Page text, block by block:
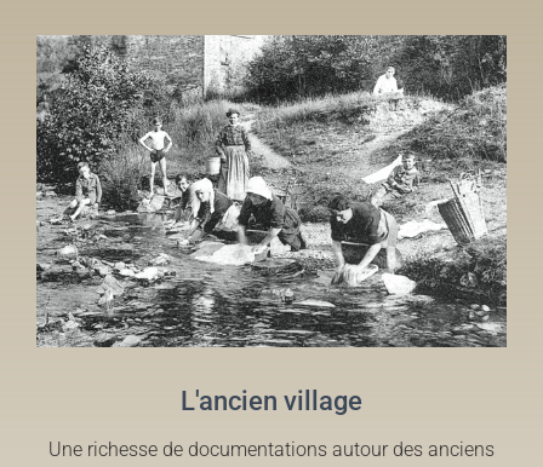
L'ancien village
Une richesse de documentations autour des anciens